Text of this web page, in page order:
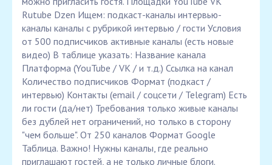
Rutube Dzen Ищем: подкаст-каналы интервью-
каналы каналы с рубрикой интервью / гости Условия
от 500 подписчиков активные каналы (есть новые
видео) В таблице указать: Название канала
Платформа (YouTube / VK / и т.д.) Ссылка на канал
Количество подписчиков Формат (подкаст /
интервью) Контакты (email / соцсети / Telegram) Есть
ли гости (да/нет) Требования только живые каналы
без дублей нет ограничений, но только в сторону
"чем больше". От 250 каналов Формат Google
Таблица. Важно! Нужны каналы, где реально
приглашают гостей, а не только личные блоги.